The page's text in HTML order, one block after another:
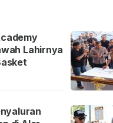
Lahirnya